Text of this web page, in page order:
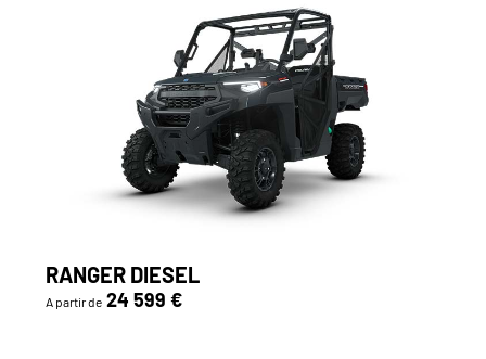
RANGER DIESEL
A partir de 24 599 €